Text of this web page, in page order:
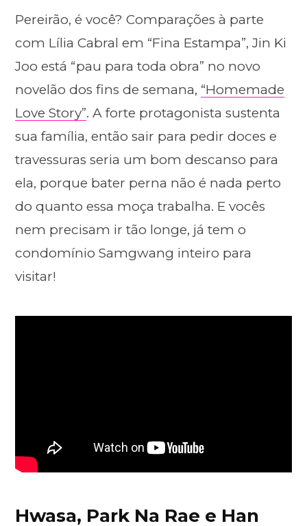
Pereirão, é você? Comparações à parte
com Lília Cabral em “Fina Estampa”, Jin Ki
Joo está “pau para toda obra” no novo
novelão dos fins de semana, “Homemade
Love Story”. A forte protagonista sustenta
sua família, então sair para pedir doces e
travessuras seria um bom descanso para
ela, porque bater perna não é nada perto
do quanto essa moça trabalha. E vocês
nem precisam ir tão longe, já tem o
condomínio Samgwang inteiro para
visitar!
Hwasa, Park Na Rae e Han